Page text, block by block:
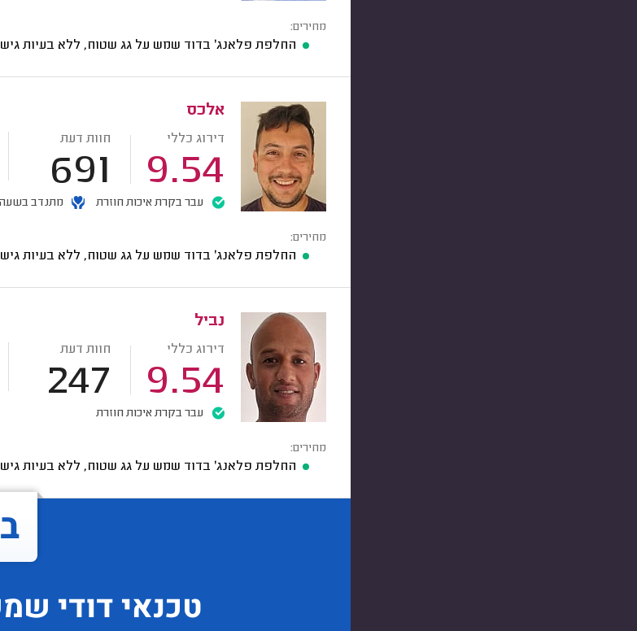
מחירים:
החלפת פלאנג' בדוד שמש על גג שטוח, ללא בעיות
אלכס
דירוג כללי
9.54
חוות דעת
691
עבר בקרת איכות חוזרת מתנדב
מחירים:
החלפת פלאנג' בדוד שמש על גג שטוח, ללא בעיות
נביל
דירוג כללי
9.54
חוות דעת
247
עבר בקרת איכות חוזרת
מחירים:
החלפת פלאנג' בדוד שמש על גג שטוח, ללא בעיות
טכנאי דודי